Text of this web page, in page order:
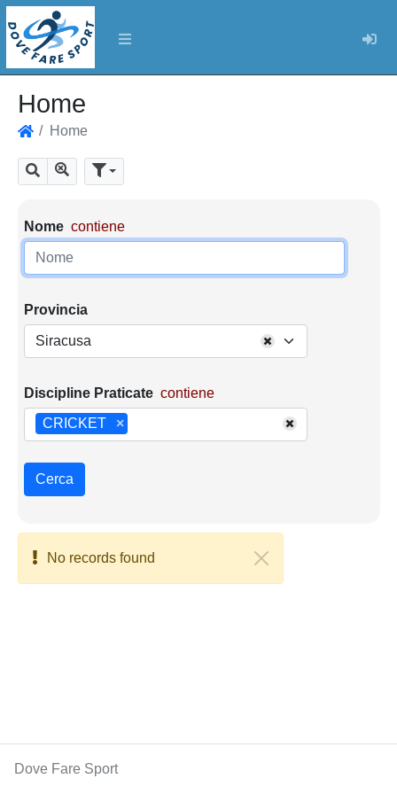
Home
Home
Cerca Mostra tutti i risultati
Parametri di ricerca
Nome contiene
Provincia
Siracusa
Discipline Praticate contiene
×
CRICKET
Cerca
No records found
Dove Fare Sport